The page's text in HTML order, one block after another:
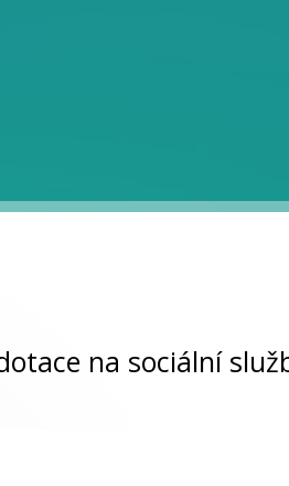
na sociální